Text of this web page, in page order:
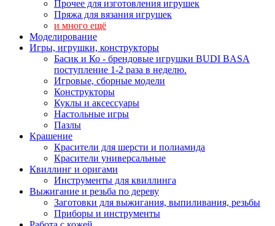
Прочее для изготовления игрушек
Пряжа для вязания игрушек
и много ещё
Моделирование
Игры, игрушки, конструкторы
Басик и Ко - брендовые игрушки BUDI BASA
поступление 1-2 раза в неделю.
Игровые, сборные модели
Конструкторы
Куклы и аксессуары
Настольные игры
Пазлы
Крашение
Красители для шерсти и полиамида
Красители универсальные
Квиллинг и оригами
Инструменты для квиллинга
Выжигание и резьба по дереву
Заготовки для выжигания, выпиливания, резьбы
Приборы и инструменты